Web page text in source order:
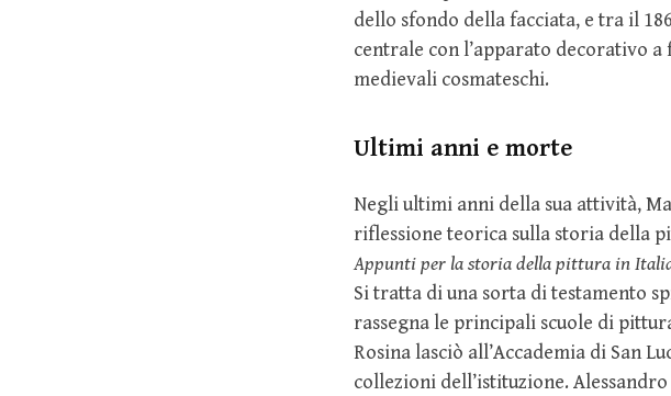
dello sfondo della facciata, e tra il
centrale con l’apparato decorativo
medievali cosmateschi.
Ultimi anni e morte
Negli ultimi anni della sua attività,
riflessione teorica sulla storia della
Appunti per la storia della pittura in
Si tratta di una sorta di testamento
rassegna le principali scuole di
Rosina lasciò all’Accademia di San
collezioni dell’istituzione.